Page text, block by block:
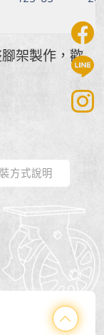
架製作，歡
方式說明